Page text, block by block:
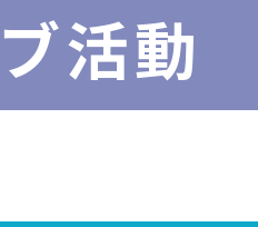
文化クラブ
活動